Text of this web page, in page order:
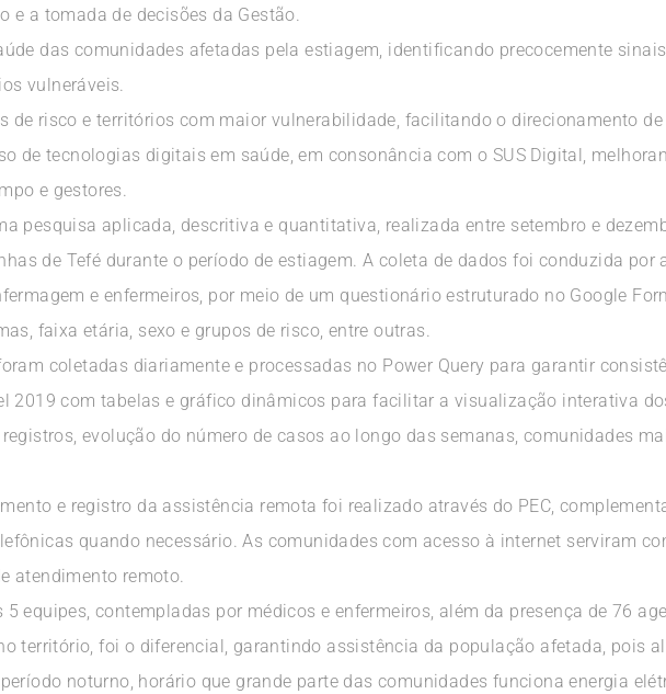
e a tomada de decisões da Gestão.
das comunidades afetadas pela estiagem, identificando precocemente
vulneráveis.
de risco e territórios com maior vulnerabilidade, facilitando o direcionamento de
de tecnologias digitais em saúde, em consonância com o SUS Digital,
e gestores.
pesquisa aplicada, descritiva e quantitativa, realizada entre setembro e
de Tefé durante o período de estiagem. A coleta de dados foi conduzida por
e enfermeiros, por meio de um questionário estruturado no Google
faixa etária, sexo e grupos de risco, entre outras.
coletadas diariamente e processadas no Power Query para garantir
2019 com tabelas e gráfico dinâmicos para facilitar a visualização interativa
evolução do número de casos ao longo das semanas, comunidades
e registro da assistência remota foi realizado através do PEC,
quando necessário. As comunidades com acesso à internet serviram
atendimento remoto.
5 equipes, contempladas por médicos e enfermeiros, além da presença de 76
território, foi o diferencial, garantindo assistência da população afetada, pois
noturno, horário que grande parte das comunidades funciona energia